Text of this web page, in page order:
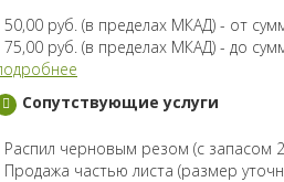
50,00 руб. (в пределах МКАД) - от
75,00 руб. (в пределах МКАД) - до
Сопутствующие услуги
Распил черновым резом (с запасом
Продажа частью листа (размер